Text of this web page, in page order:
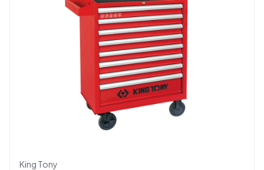
Producent
King Tony